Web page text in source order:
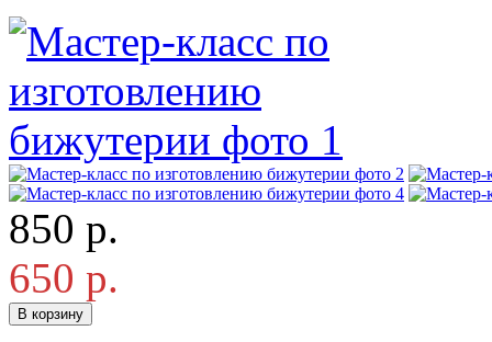
850 р.
650 р.
В корзину